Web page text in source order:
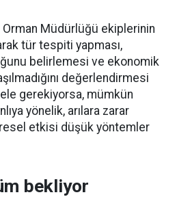
Orman Müdürlüğü ekiplerinin
tür tespiti yapması,
belirlemesi ve ekonomik
değerlendirmesi
gerekiyorsa, mümkün
yönelik, arılara zarar
etkisi düşük yöntemler
bekliyor